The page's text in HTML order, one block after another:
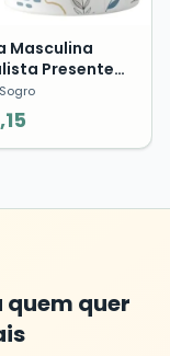
Masculina
Presente
Pai
Entrega
Sogro
quer